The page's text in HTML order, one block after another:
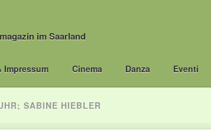
im Saarland
Impressum Cinema Danza Eventi
SABINE HIEBLER